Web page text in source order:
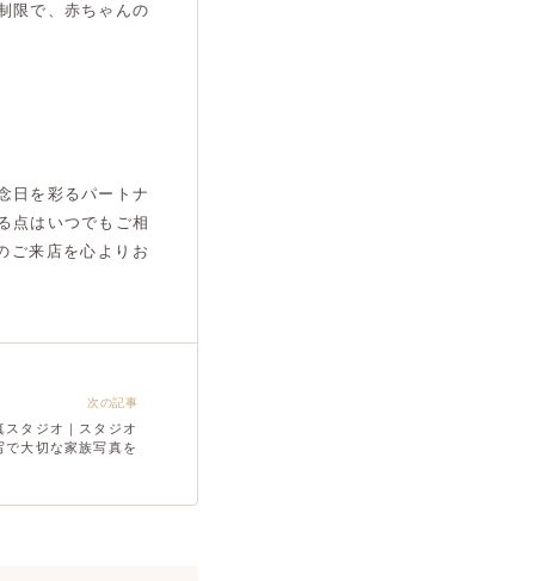
限で、赤ちゃんの
日を彩るパートナ
点はいつでもご相
ご来店を心よりお
次の記事
スタジオ｜スタジオ
で大切な家族写真を